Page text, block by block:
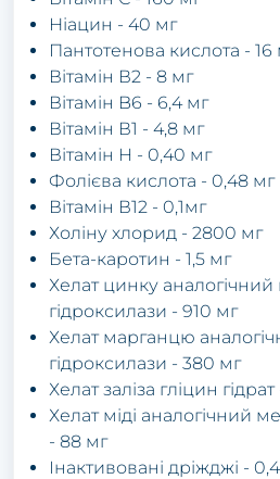
Ніацин - 40 мг
Пантотенова кислота - 16
Вітамін В2 - 8 мг
Вітамін B6 - 6,4 мг
Вітамін В1 - 4,8 мг
Вітамін H - 0,40 мг
Фолієва кислота - 0,48 мг
Вітамін В12 - 0,1мг
Холіну хлорид - 2800 мг
Бета-каротин - 1,5 мг
Хелат цинку аналогічний
гідроксилази - 910 мг
Хелат марганцю
гідроксилази - 380 мг
Хелат заліза гліцин
Хелат міді аналогічний
- 88 мг
Інактивовані дріжджі -